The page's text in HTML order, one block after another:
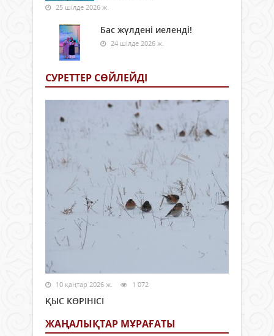
25 шілде 2026 ж.
Бас жүлдені иеленді!
24 шілде 2026 ж.
СУРЕТТЕР СӨЙЛЕЙДI
10 қаңтар 2026 ж. 1 072
ҚЫС КӨРІНІСІ
ЖАҢАЛЫҚТАР МҰРАҒАТЫ